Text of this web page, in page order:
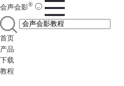
会声会影®
首页
产品
下载
教程